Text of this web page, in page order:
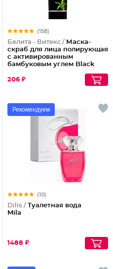
(158)
Белита - Витекс / Маска-
скраб для лица полирующая
с активированным
бамбуковым углем Black
206 ₽
Рекомендуем
(10)
Dilis / Туалетная вода
Mila
1488 ₽